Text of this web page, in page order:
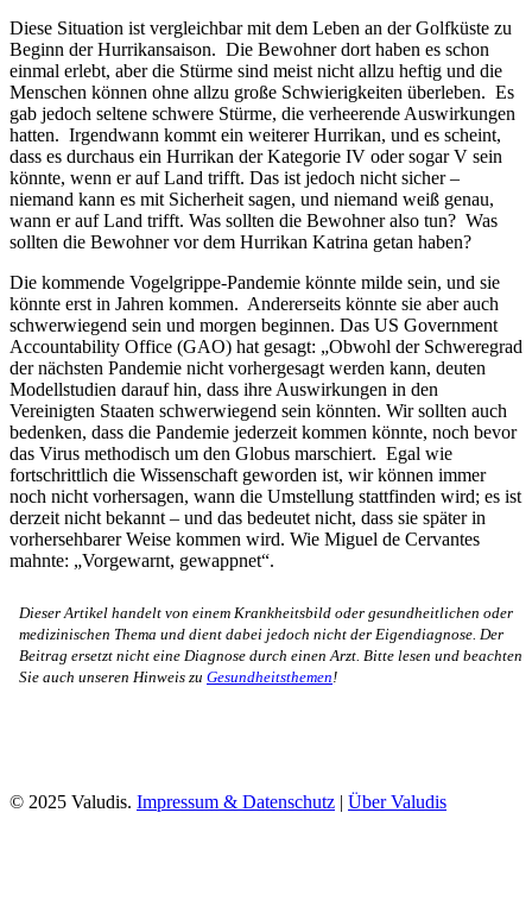
Diese Situation ist vergleichbar mit dem Leben an der Golfküste zu
Beginn der Hurrikansaison. Die Bewohner dort haben es schon
einmal erlebt, aber die Stürme sind meist nicht allzu heftig und die
Menschen können ohne allzu große Schwierigkeiten überleben. Es
gab jedoch seltene schwere Stürme, die verheerende Auswirkungen
hatten. Irgendwann kommt ein weiterer Hurrikan, und es scheint,
dass es durchaus ein Hurrikan der Kategorie IV oder sogar V sein
könnte, wenn er auf Land trifft. Das ist jedoch nicht sicher –
niemand kann es mit Sicherheit sagen, und niemand weiß genau,
wann er auf Land trifft. Was sollten die Bewohner also tun? Was
sollten die Bewohner vor dem Hurrikan Katrina getan haben?
Die kommende Vogelgrippe-Pandemie könnte milde sein, und sie
könnte erst in Jahren kommen. Andererseits könnte sie aber auch
schwerwiegend sein und morgen beginnen. Das US Government
Accountability Office (GAO) hat gesagt: „Obwohl der Schweregrad
der nächsten Pandemie nicht vorhergesagt werden kann, deuten
Modellstudien darauf hin, dass ihre Auswirkungen in den
Vereinigten Staaten schwerwiegend sein könnten. Wir sollten auch
bedenken, dass die Pandemie jederzeit kommen könnte, noch bevor
das Virus methodisch um den Globus marschiert. Egal wie
fortschrittlich die Wissenschaft geworden ist, wir können immer
noch nicht vorhersagen, wann die Umstellung stattfinden wird; es ist
derzeit nicht bekannt – und das bedeutet nicht, dass sie später in
vorhersehbarer Weise kommen wird. Wie Miguel de Cervantes
mahnte: „Vorgewarnt, gewappnet“.
Dieser Artikel handelt von einem Krankheitsbild oder gesundheitlichen oder
medizinischen Thema und dient dabei jedoch nicht der Eigendiagnose. Der
Beitrag ersetzt nicht eine Diagnose durch einen Arzt. Bitte lesen und beachten
Sie auch unseren Hinweis zu Gesundheitsthemen!
© 2025 Valudis. Impressum & Datenschutz Über Valudis